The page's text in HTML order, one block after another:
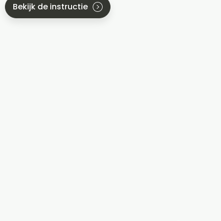
Bekijk de instructie